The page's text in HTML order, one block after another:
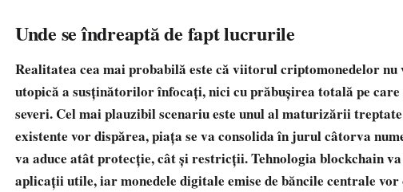
Unde se îndreaptă de fapt lucrurile
Realitatea cea mai probabilă este că viitorul criptomonedelor nu
utopică a susținătorilor înfocați, nici cu prăbușirea totală pe
severi. Cel mai plauzibil scenariu este unul al maturizării
existente vor dispărea, piața se va consolida în jurul câtorva
va aduce atât protecție, cât și restricții. Tehnologia blockchain va
aplicații utile, iar monedele digitale emise de băncile centrale